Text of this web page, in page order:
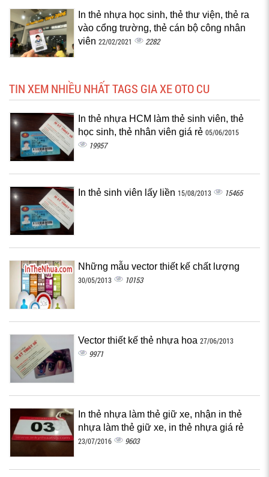
In thẻ nhựa học sinh, thẻ thư viện, thẻ ra
vào cổng trường, thẻ cán bộ công nhân
viên 22/02/2021 2282
TIN XEM NHIỀU NHẤT TAGS GIA XE OTO CU
In thẻ nhựa HCM làm thẻ sinh viên, thẻ
học sinh, thẻ nhân viên giá rẻ 05/06/2015
19957
In thẻ sinh viên lấy liền 15/08/2013 15465
Những mẫu vector thiết kế chất lượng
30/05/2013 10153
Vector thiết kế thẻ nhựa hoa 27/06/2013
9971
In thẻ nhựa làm thẻ giữ xe, nhận in thẻ
nhựa làm thẻ giữ xe, in thẻ nhựa giá rẻ
23/07/2016 9603